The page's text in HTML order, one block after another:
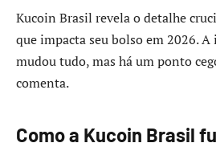
Kucoin Brasil revela o detalhe
que impacta seu bolso em 2026.
mudou tudo, mas há um ponto
comenta.
Como a Kucoin Brasil